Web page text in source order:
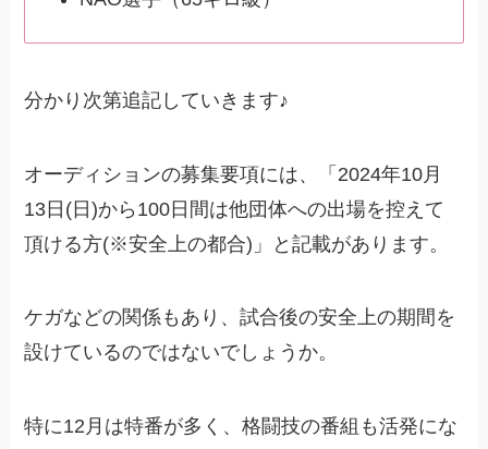
分かり次第追記していきます♪
オーディションの募集要項には、「2024年10月
13日(日)から100日間は他団体への出場を控えて
頂ける方(※安全上の都合)」と記載があります。
ケガなどの関係もあり、試合後の安全上の期間を
設けているのではないでしょうか。
特に12月は特番が多く、格闘技の番組も活発にな